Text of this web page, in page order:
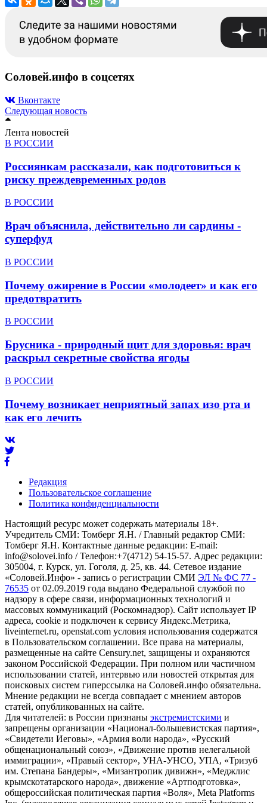
Соловей.инфо в соцсетях
Вконтакте
Следующая новость
Лента новостей
В РОССИИ
Россиянкам рассказали, как подготовиться к
риску преждевременных родов
В РОССИИ
Врач объяснила, действительно ли сардины -
суперфуд
В РОССИИ
Почему ожирение в России «молодеет» и как его
предотвратить
В РОССИИ
Брусника - природный щит для здоровья: врач
раскрыл секретные свойства ягоды
В РОССИИ
Почему возникает неприятный запах изо рта и
как его лечить
Редакция
Пользовательское соглашение
Политика конфиденциальности
Настоящий ресурс может содержать материалы 18+.
Учредитель СМИ: Томберг Я.Н. / Главный редактор СМИ:
Томберг Я.Н. Контактные данные редакции: E-mail:
info@solovei.info / Телефон:+7(4712) 54-15-57. Адрес редакции:
305004, г. Курск, ул. Гоголя, д. 25, кв. 44. Сетевое издание
«Соловей.Инфо» - запись о регистрации СМИ ЭЛ № ФС 77 -
76535 от 02.09.2019 года выдано Федеральной службой по
надзору в сфере связи, информационных технологий и
массовых коммуникаций (Роскомнадзор). Сайт использует IP
адреса, cookie и подключен к сервису Яндекс.Метрика,
liveinternet.ru, openstat.com условия использования содержатся
в Пользовательском соглашении. Все права на материалы,
размещенные на сайте Censury.net, защищены и охраняются
законом Российской Федерации. При полном или частичном
использовании статей, интервью или новостей открытая для
поисковых систем гиперссылка на Соловей.инфо обязательна.
Мнение редакции не всегда совпадает с мнением авторов
статей, опубликованных на сайте.
Для читателей: в России признаны экстремистскими и
запрещены организации «Национал-большевистская партия»,
«Свидетели Иеговы», «Армия воли народа», «Русский
общенациональный союз», «Движение против нелегальной
иммиграции», «Правый сектор», УНА-УНСО, УПА, «Тризуб
им. Степана Бандеры», «Мизантропик дивижн», «Меджлис
крымскотатарского народа», движение «Артподготовка»,
общероссийская политическая партия «Воля», Meta Platforms